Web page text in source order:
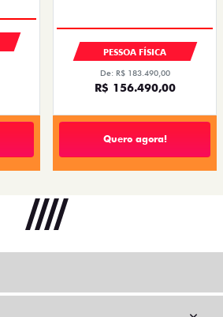
PESSOA FÍSICA
De: R$ 183.490,00
R$ 156.490,00
Quero agora!